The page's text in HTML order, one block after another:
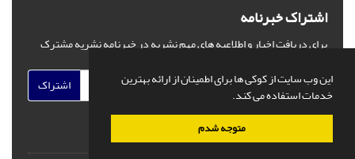
این وب سایت از کوکی ها برای اطمینان از ارائه بهترین
خدمات استفاده می کند.
متوجه شدم
اشتراک خبرنامه
برای دریافت اخبار و اطلاعیه های مهم نشریه در خبرنامه نشریه مشترک
اشتراک